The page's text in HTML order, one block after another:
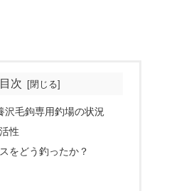
目次
沢毛鉤専用釣場の状況
性
をどう釣ったか？